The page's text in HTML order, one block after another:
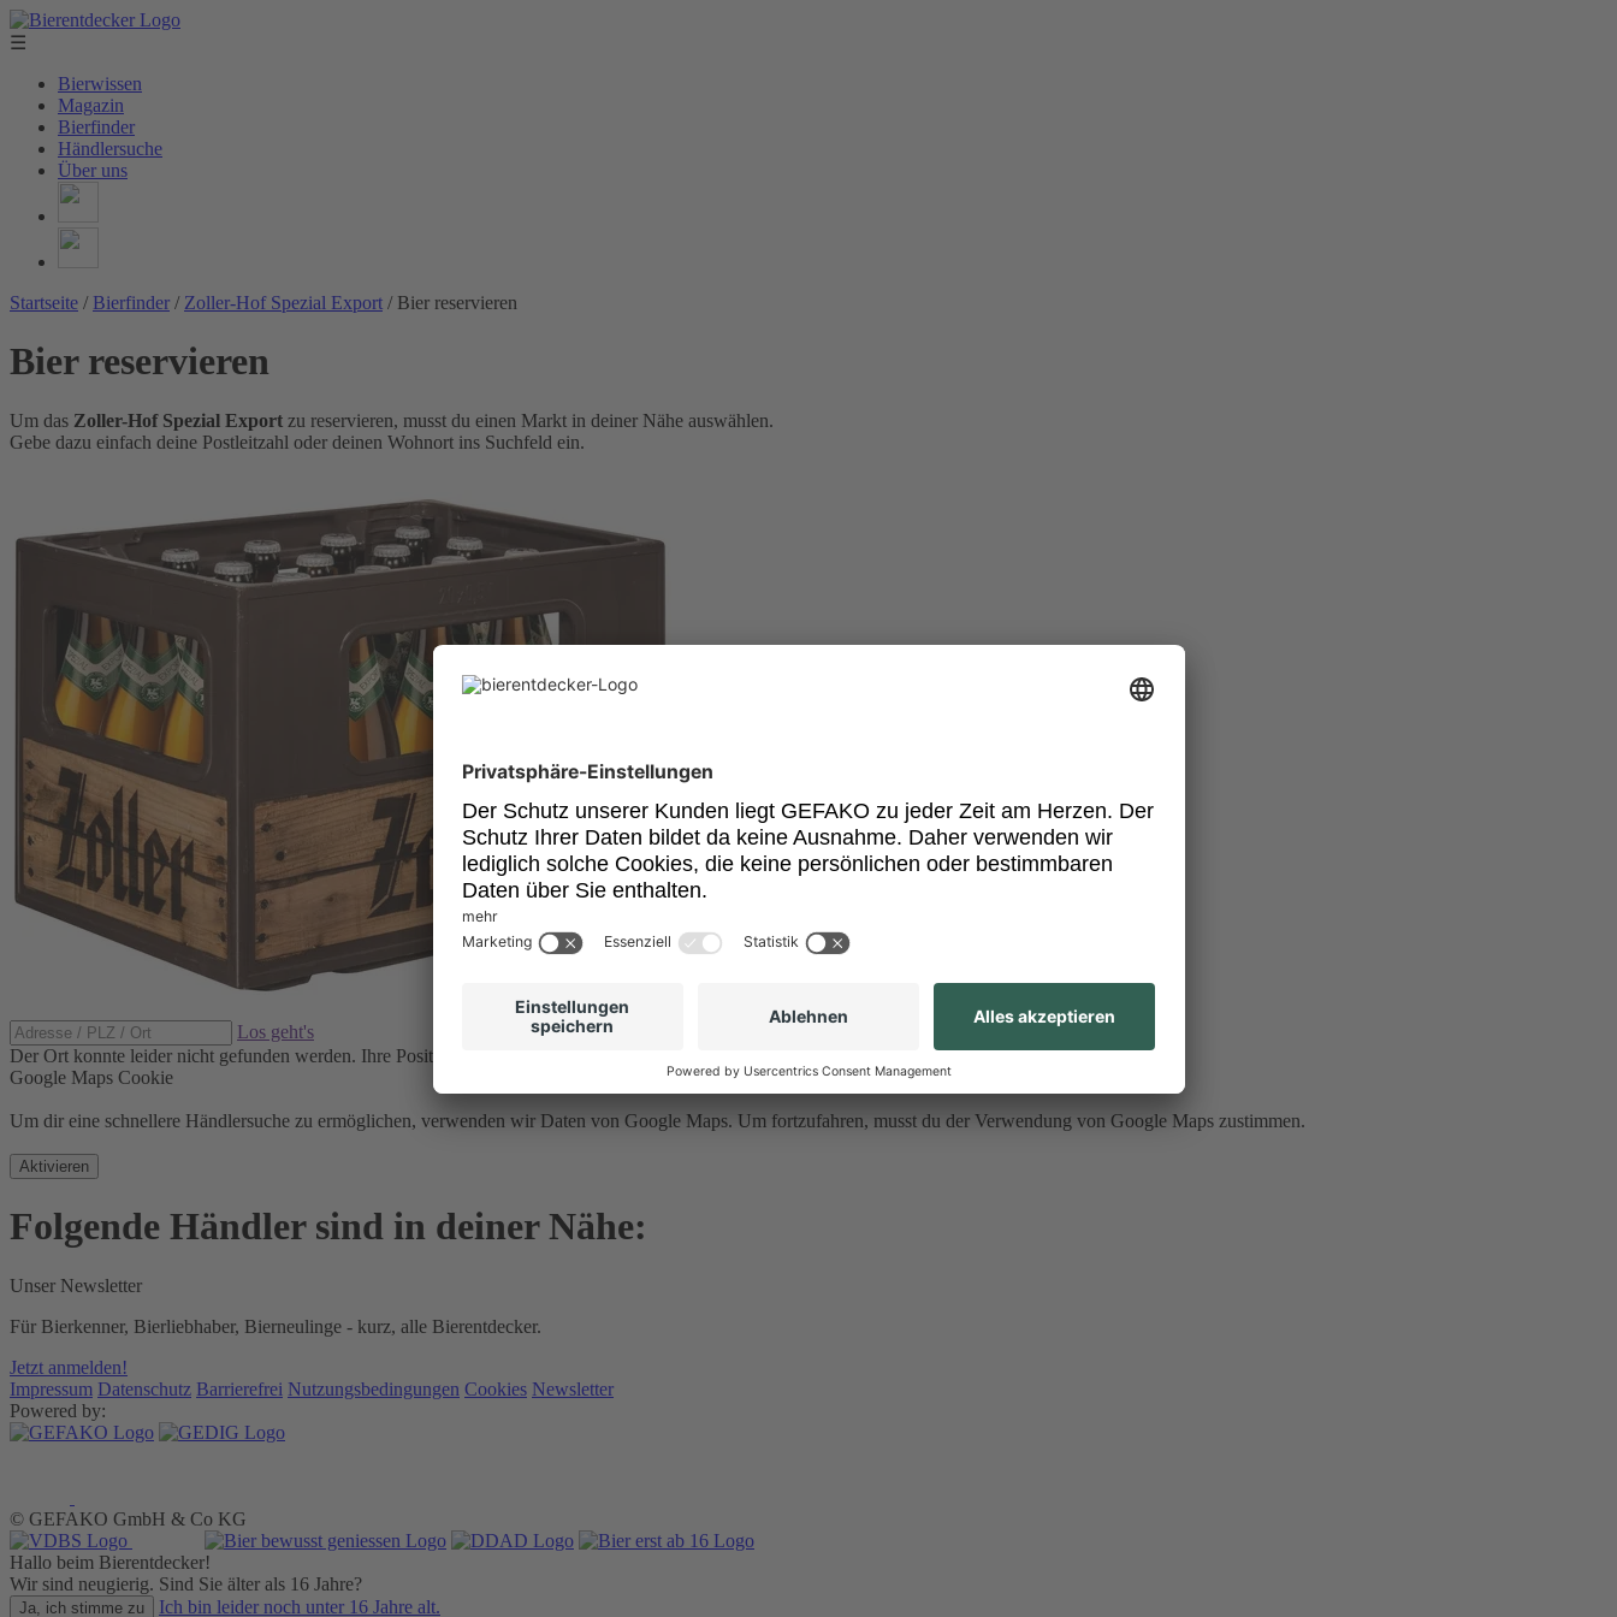
☰
Bierwissen
Magazin
Bierfinder
Händlersuche
Über uns
Startseite / Bierfinder / Zoller-Hof Spezial Export / Bier reservieren
Bier reservieren
Um das Zoller-Hof Spezial Export zu reservieren, musst du einen Markt in deiner Nähe auswählen.
Gebe dazu einfach deine Postleitzahl oder deinen Wohnort ins Suchfeld ein.
Los geht's
Der Ort konnte leider nicht gefunden werden. Ihre Position konnte nicht ermittelt werden.
Google Maps Cookie
Um dir eine schnellere Händlersuche zu ermöglichen, verwenden wir Daten von Google Maps. Um fortzufahren, musst du der Verwendung von Google Maps zustimmen.
Aktivieren
Folgende Händler sind in deiner Nähe:
Unser Newsletter
Für Bierkenner, Bierliebhaber, Bierneulinge - kurz, alle Bierentdecker.
Jetzt anmelden!
Impressum Datenschutz Barrierefrei Nutzungsbedingungen Cookies Newsletter
Powered by:
© GEFAKO GmbH & Co KG
Hallo beim Bierentdecker!
Wir sind neugierig. Sind Sie älter als 16 Jahre?
Ja, ich stimme zu Ich bin leider noch unter 16 Jahre alt.